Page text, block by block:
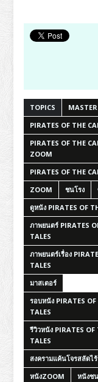
TOPICS MASTER
PIRATES OF THE
PIRATES OF THE
ZOOM
PIRATES OF THE
ZOOM
ชนโรง
ดูหนัง PIRATES OF
ภาพยนตร์ PIRATES
TALES
ภาพยนตร์เรื่อง
TALES
มาสเตอร์
รอบหนัง PIRATES
TALES
รีวิวหนัง PIRATES OF
TALES
สงครามแค้นโจรสลัดไ
หนังZOOM
หนังช